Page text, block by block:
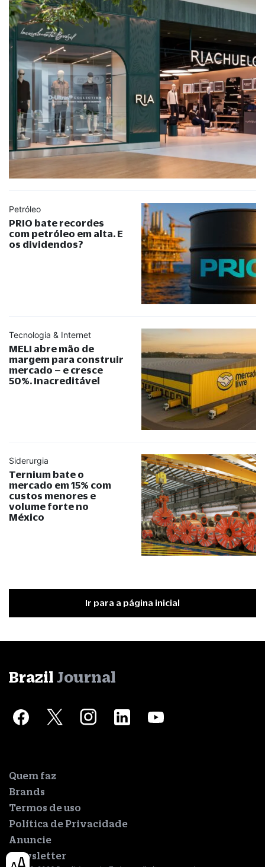
Petróleo
PRIO bate recordes
com petróleo em alta. E
os dividendos?
Tecnologia & Internet
MELI abre mão de
margem para construir
mercado – e cresce
50%. Inacreditável
Siderurgia
Ternium bate o
mercado em 15% com
custos menores e
volume forte no
México
Ir para a página inicial
Brazil Journal
Quem faz
Brands
Termos de uso
Política de Privacidade
Anuncie
Newsletter